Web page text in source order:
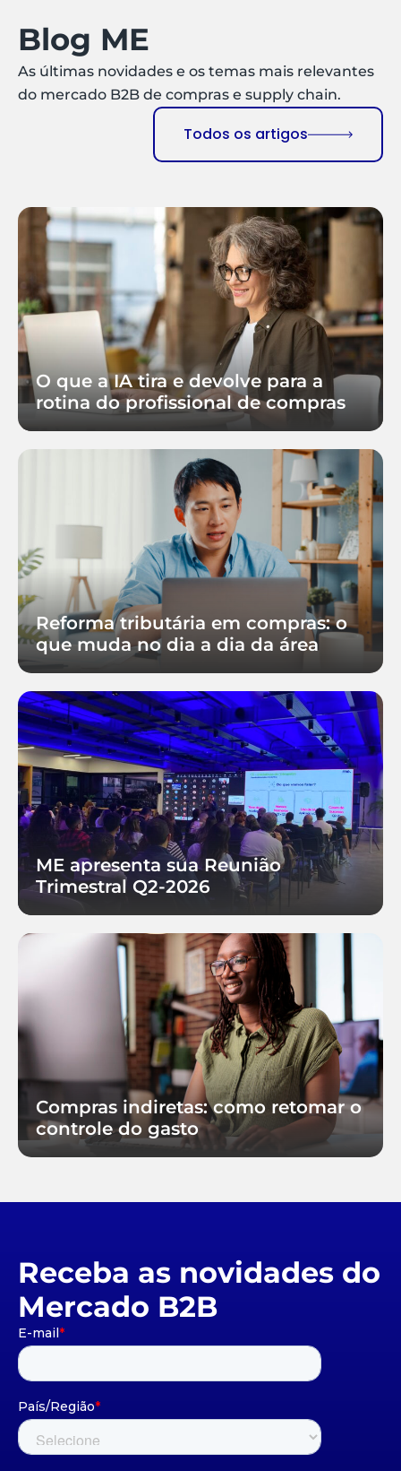
Blog ME
As últimas novidades e os temas mais relevantes
do mercado B2B de compras e supply chain.
Todos os artigos
O que a IA tira e devolve para a
rotina do profissional de compras
Reforma tributária em compras: o
que muda no dia a dia da área
ME apresenta sua Reunião
Trimestral Q2-2026
Compras indiretas: como retomar o
controle do gasto
Receba as novidades do
Mercado B2B